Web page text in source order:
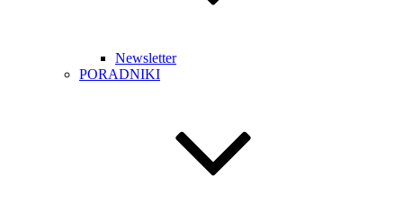
Newsletter
PORADNIKI